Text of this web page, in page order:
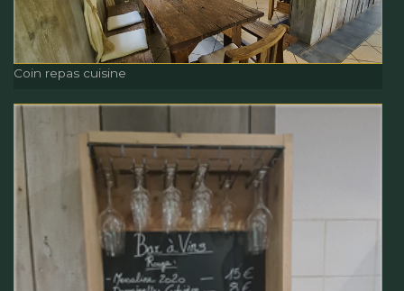
Coin repas cuisine
Coin repas cuisine